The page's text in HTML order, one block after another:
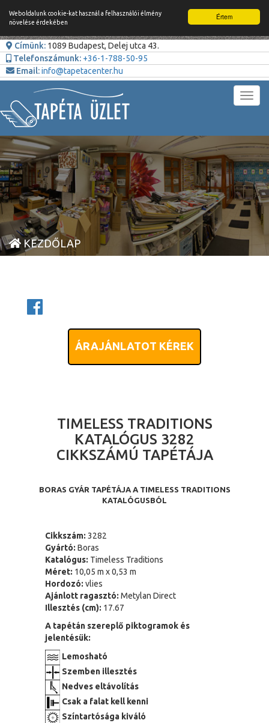
Értem
Weboldalunk cookie-kat használ a felhasználói élmény
növelése érdekében
Címünk: 1089 Budapest, Delej utca 43.
Telefonszámunk: +36-1-788-50-95
Email:info@tapetacenter.hu
KEZDŐLAP
ÁRAJÁNLATOT KÉREK
TIMELESS TRADITIONS
KATALÓGUS 3282
CIKKSZÁMÚ TAPÉTÁJA
BORAS GYÁR TAPÉTÁJA A TIMELESS TRADITIONS
KATALÓGUSBÓL
Cikkszám: 3282
Gyártó: Boras
Katalógus: Timeless Traditions
Méret: 10,05 m x 0,53 m
Hordozó: vlies
Ajánlott ragasztó: Metylan Direct
Illesztés (cm): 17.67
A tapétán szereplő piktogramok és
jelentésük:
Lemosható
Szemben illesztés
Nedves eltávolítás
Csak a falat kell kenni
Színtartósága kiváló